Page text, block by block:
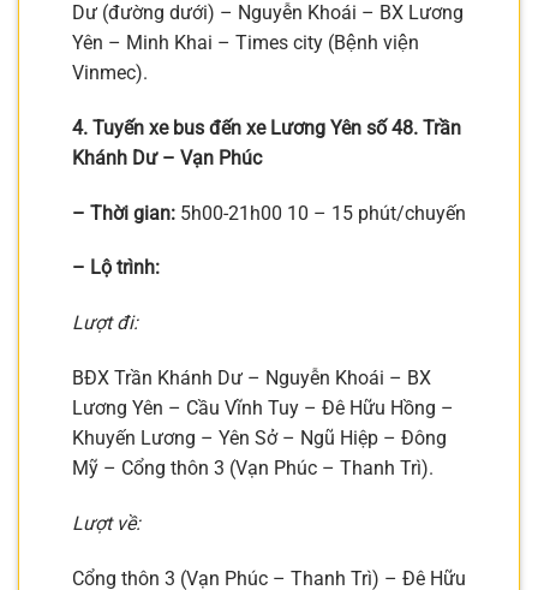
Dư (đường dưới) – Nguyễn Khoái – BX Lương
Yên – Minh Khai – Times city (Bệnh viện
Vinmec).
4. Tuyến xe bus đến xe Lương Yên số 48. Trần
Khánh Dư – Vạn Phúc
– Thời gian: 5h00-21h00 10 – 15 phút/chuyến
– Lộ trình:
Lượt đi:
BĐX Trần Khánh Dư – Nguyễn Khoái – BX
Lương Yên – Cầu Vĩnh Tuy – Đê Hữu Hồng –
Khuyến Lương – Yên Sở – Ngũ Hiệp – Đông
Mỹ – Cổng thôn 3 (Vạn Phúc – Thanh Trì).
Lượt về:
Cổng thôn 3 (Vạn Phúc – Thanh Trì) – Đê Hữu